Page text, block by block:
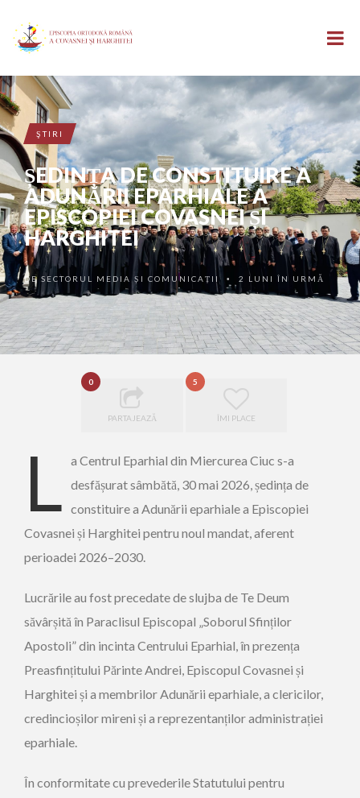
ŞTIRI
ȘEDINȚA DE CONSTITUIRE A
ADUNĂRII EPARHIALE A
EPISCOPIEI COVASNEI ȘI
HARGHITEI
DE SECTORUL MEDIA ȘI COMUNICAȚII • 2 LUNI ÎN URMĂ
0
PARTAJEAZĂ
5
ÎMI PLACE
L a Centrul Eparhial din Miercurea Ciuc s-a
desfășurat sâmbătă, 30 mai 2026, ședința de
constituire a Adunării eparhiale a Episcopiei
Covasnei și Harghitei pentru noul mandat, aferent
perioadei 2026–2030.
Lucrările au fost precedate de slujba de Te Deum
săvârșită în Paraclisul Episcopal „Soborul Sfinților
Apostoli” din incinta Centrului Eparhial, în prezența
Preasfințitului Părinte Andrei, Episcopul Covasnei și
Harghitei și a membrilor Adunării eparhiale, a clericilor,
credincioșilor mireni și a reprezentanților administrației
eparhiale.
În conformitate cu prevederile Statutului pentru